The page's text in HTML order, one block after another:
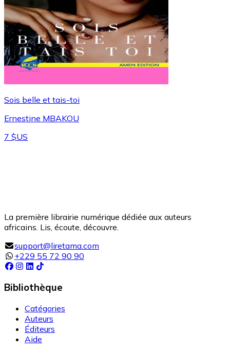
Sois belle et tais-toi
Ernestine MBAKOU
7 $US
La première librairie numérique dédiée aux auteurs
africains. Lis, écoute, découvre.
support@liretama.com
+229 55 72 90 90
Bibliothèque
Catégories
Auteurs
Éditeurs
Aide